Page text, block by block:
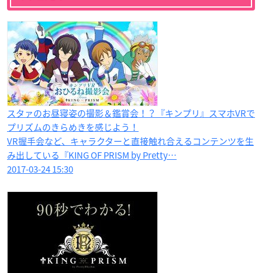
スタァのお昼寝姿の撮影＆鑑賞会！？『キンプリ』スマホVRで
プリズムのきらめきを感じよう！
VR握手会など、キャラクターと直接触れ合えるコンテンツを生
み出している『KING OF PRISM by Pretty…
2017-03-24 15:30